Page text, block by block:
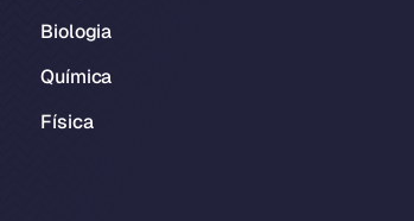
Biologia
Química
Física